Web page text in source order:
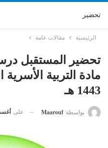
تحضير
الرئيسية مقالات عامة
تحضير المستقبل
مادة التربية
1443 هـ
بواسطة Maarouf على